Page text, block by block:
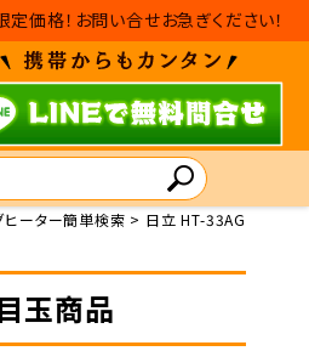
価格！お問い合せお急ぎください！
ヒーター簡単検索 日立 HT-33AG
玉商品